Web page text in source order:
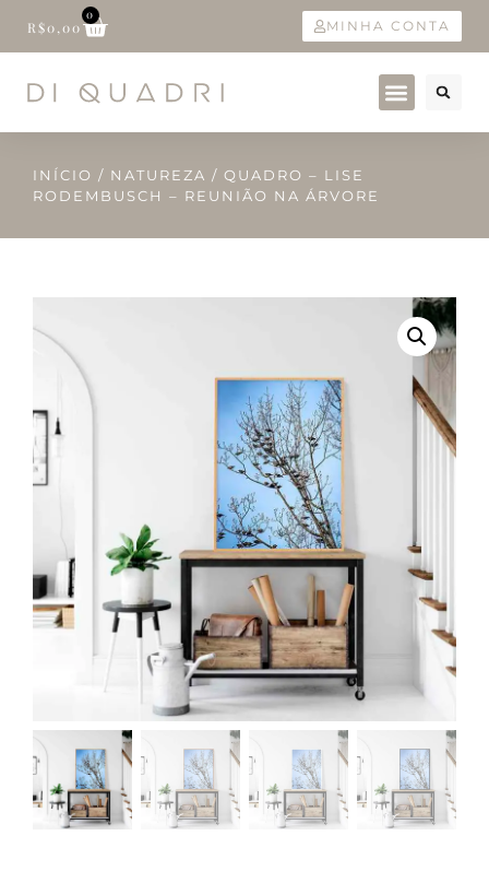
R$0,00
0
MINHA CONTA
INÍCIO / NATUREZA / QUADRO – LISE
RODEMBUSCH – REUNIÃO NA ÁRVORE